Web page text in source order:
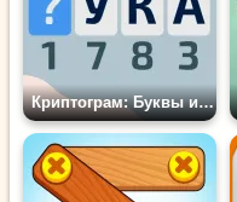
Криптограм: Буквы и Цифры